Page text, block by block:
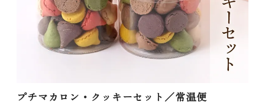
プチマカロン・クッキーセット／常温便